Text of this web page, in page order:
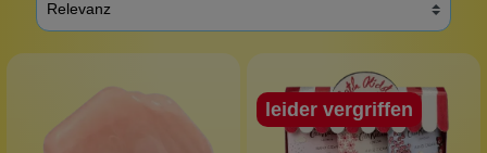
leider vergriffen